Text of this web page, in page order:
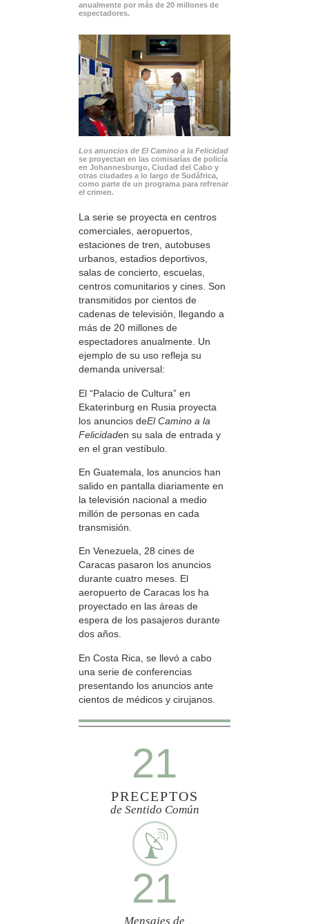
anualmente por más de 20 millones de
espectadores.
Los anuncios de El Camino a la Felicidad
se proyectan en las comisarías de policía
en Johannesburgo, Ciudad del Cabo y
otras ciudades a lo largo de Sudáfrica,
como parte de un programa para refrenar
el crimen.
La serie se proyecta en centros
comerciales, aeropuertos,
estaciones de tren, autobuses
urbanos, estadios deportivos,
salas de concierto, escuelas,
centros comunitarios y cines. Son
transmitidos por cientos de
cadenas de televisión, llegando a
más de 20 millones de
espectadores anualmente. Un
ejemplo de su uso refleja su
demanda universal:
El “Palacio de Cultura” en
Ekaterinburg en Rusia proyecta
los anuncios deEl Camino a la
Felicidaden su sala de entrada y
en el gran vestíbulo.
En Guatemala, los anuncios han
salido en pantalla diariamente en
la televisión nacional a medio
millón de personas en cada
transmisión.
En Venezuela, 28 cines de
Caracas pasaron los anuncios
durante cuatro meses. El
aeropuerto de Caracas los ha
proyectado en las áreas de
espera de los pasajeros durante
dos años.
En Costa Rica, se llevó a cabo
una serie de conferencias
presentando los anuncios ante
cientos de médicos y cirujanos.
21
PRECEPTOS
de Sentido Común
21
Mensajes de